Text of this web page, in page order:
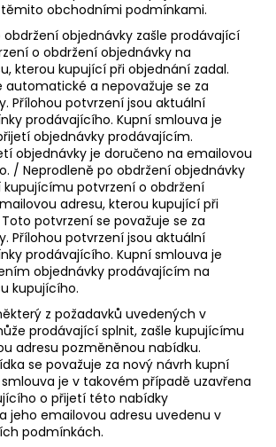
těmito obchodními podmínkami.
obdržení objednávky zašle prodávající
o obdržení objednávky na
kterou kupující při objednání zadal.
automatické a nepovažuje se za
Přílohou potvrzení jsou aktuální
prodávajícího. Kupní smlouva je
objednávky prodávajícím.
objednávky je doručeno na emailovou
/ Neprodleně po obdržení objednávky
kupujícímu potvrzení o obdržení
adresu, kterou kupující při
potvrzení se považuje se za
Přílohou potvrzení jsou aktuální
prodávajícího. Kupní smlouva je
objednávky prodávajícím na
kupujícího.
z požadavků uvedených v
prodávající splnit, zašle kupujícímu
adresu pozměněnou nabídku.
se považuje za nový návrh kupní
je v takovém případě uzavřena
o přijetí této nabídky
jeho emailovou adresu uvedenu v
podmínkách.